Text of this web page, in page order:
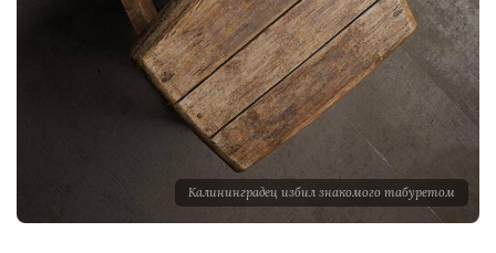
Калининградец избил знакомого табуретом